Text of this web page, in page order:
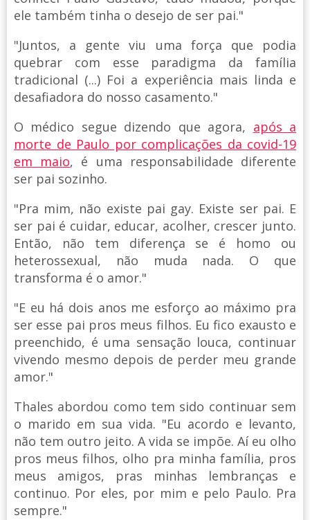
ele também tinha o desejo de ser pai."
"Juntos, a gente viu uma força que podia
quebrar com esse paradigma da família
tradicional (...) Foi a experiência mais linda e
desafiadora do nosso casamento."
O médico segue dizendo que agora, após a
morte de Paulo por complicações da covid-19
em maio, é uma responsabilidade diferente
ser pai sozinho.
"Pra mim, não existe pai gay. Existe ser pai. E
ser pai é cuidar, educar, acolher, crescer junto.
Então, não tem diferença se é homo ou
heterossexual, não muda nada. O que
transforma é o amor."
"E eu há dois anos me esforço ao máximo pra
ser esse pai pros meus filhos. Eu fico exausto e
preenchido, é uma sensação louca, continuar
vivendo mesmo depois de perder meu grande
amor."
Thales abordou como tem sido continuar sem
o marido em sua vida. "Eu acordo e levanto,
não tem outro jeito. A vida se impõe. Aí eu olho
pros meus filhos, olho pra minha família, pros
meus amigos, pras minhas lembranças e
continuo. Por eles, por mim e pelo Paulo. Pra
sempre."